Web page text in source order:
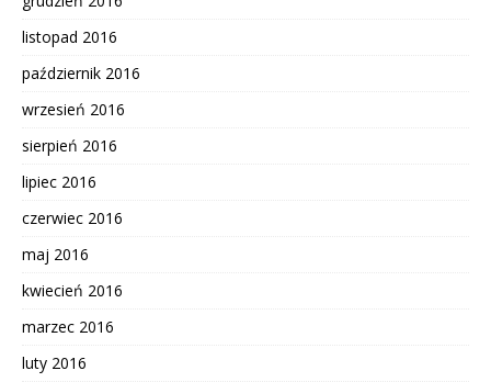
listopad 2016
październik 2016
wrzesień 2016
sierpień 2016
lipiec 2016
czerwiec 2016
maj 2016
kwiecień 2016
marzec 2016
luty 2016